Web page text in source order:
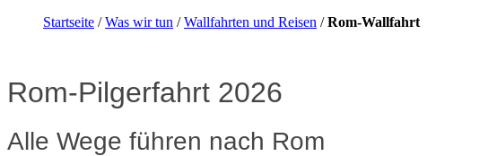
Startseite /Was wir tun /Wallfahrten und Reisen /Rom-Wallfahrt
Rom-Pilgerfahrt 2026
Alle Wege führen nach Rom